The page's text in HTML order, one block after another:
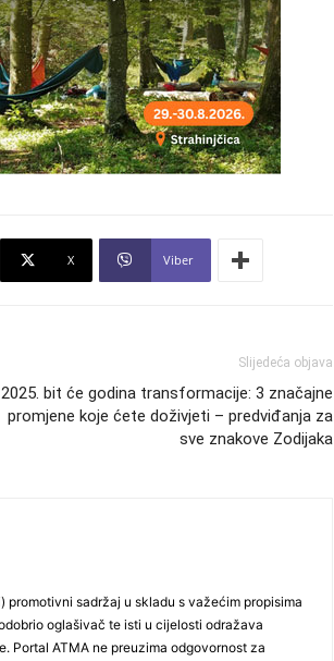
X Viber
Slijedeća objava
2025. bit će godina transformacije: 3 značajne
promjene koje ćete doživjeti – predviđanja za
sve znakove Zodijaka
sadržaj u skladu s važećim propisima
oglašivač te isti u cijelosti odražava
Portal ATMA ne preuzima odgovornost za